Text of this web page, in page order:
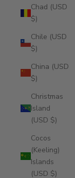
Chad (USD
$)
Chile (USD
$)
China (USD
$)
Christmas
Island
(USD $)
Cocos
(Keeling)
Islands
(USD $)